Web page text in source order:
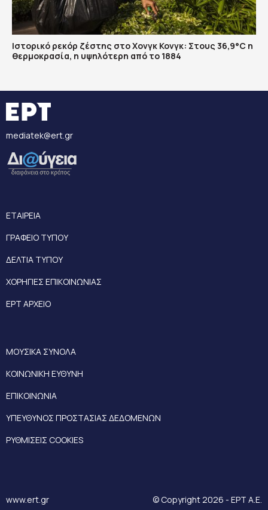
Ιστορικό ρεκόρ ζέστης στο Χονγκ Κονγκ: Στους 36,9°C η
θερμοκρασία, η υψηλότερη από το 1884
mediatek@ert.gr
ΕΤΑΙΡΕΙΑ
ΓΡΑΦΕΙΟ ΤΥΠΟΥ
ΔΕΛΤΙΑ ΤΥΠΟΥ
ΧΟΡΗΓΙΕΣ ΕΠΙΚΟΙΝΩΝΙΑΣ
ΕΡΤ ΑΡΧΕΙΟ
ΜΟΥΣΙΚΑ ΣΥΝΟΛΑ
ΚΟΙΝΩΝΙΚΗ ΕΥΘΥΝΗ
ΕΠΙΚΟΙΝΩΝΙΑ
ΥΠΕΥΘΥΝΟΣ ΠΡΟΣΤΑΣΙΑΣ ΔΕΔΟΜΕΝΩΝ
ΡΥΘΜΙΣΕΙΣ COOKIES
www.ert.gr © Copyright 2026 - ΕΡΤ Α.Ε.